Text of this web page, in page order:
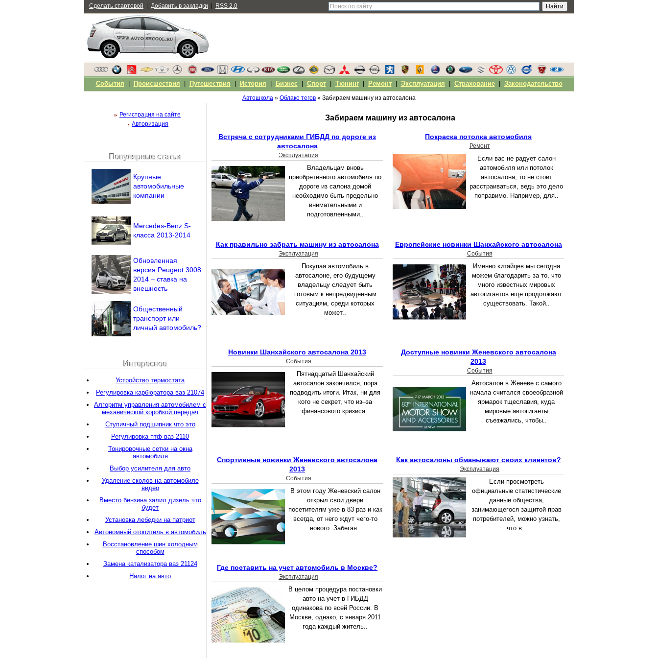
Автошкола » Облако тегов » Забираем машину из автосалона
Забираем машину из автосалона
Встреча с сотрудниками ГИБДД по дороге из
автосалона
Эксплуатация
Владельцам вновь
приобретенного автомобиля по
дороге из салона домой
необходимо быть предельно
внимательными и
подготовленными..
Покраска потолка автомобиля
Ремонт
Если вас не радует салон
автомобиля или потолок
автосалона, то не стоит
расстраиваться, ведь это дело
поправимо. Например, для..
Как правильно забрать машину из автосалона
Эксплуатация
Покупая автомобиль в
автосалоне, его будущему
владельцу следует быть
готовым к непредвиденным
ситуациям, среди которых
может..
Европейские новинки Шанхайского автосалона
События
Именно китайцев мы сегодня
можем благодарить за то, что
много известных мировых
автогигантов еще продолжают
существовать. Такой..
Новинки Шанхайского автосалона 2013
События
Пятнадцатый Шанхайский
автосалон закончился, пора
подводить итоги. Итак, ни для
кого не секрет, что из–за
финансового кризиса..
Доступные новинки Женевского автосалона
2013
События
Автосалон в Женеве с самого
начала считался своеобразной
ярмарок тщеславия, куда
мировые автогиганты
съезжались, чтобы..
Спортивные новинки Женевского автосалона
2013
События
В этом году Женевский салон
открыл свои двери
посетителям уже в 83 раз и как
всегда, от него ждут чего-то
нового. Забегая..
Как автосалоны обманывают своих клиентов?
Эксплуатация
Если просмотреть
официальные статистические
данные общества,
занимающегося защитой прав
потребителей, можно узнать,
что в..
Где поставить на учет автомобиль в Москве?
Эксплуатация
В целом процедура постановки
авто на учет в ГИБДД
одинакова по всей России. В
Москве, однако, с января 2011
года каждый житель..
Регистрация на сайте
Авторизация
Напомнить пароль?
Популярные статьи
Крупные
автомобильные
компании
Mercedes-Benz S-
класса 2013-2014
Обновленная
версия Peugeot 3008
2014 – ставка на
внешность
Общественный
транспорт или
личный автомобиль?
Интересное
Устройство термостата
Регулировка карбюратора ваз 21074
Алгоритм управления автомобилем с
механической коробкой передач
Ступичный подшипник что это
Регулировка птф ваз 2110
Тонировочные сетки на окна
автомобиля
Выбор усилителя для авто
Удаление сколов на автомобиле
видео
Вместо бензина залил дизель что
будет
Установка лебедки на патриот
Автономный отопитель в автомобиль
Восстановление шин холодным
способом
Замена катализатора ваз 21124
Налог на авто
Сделать стартовой Добавить в закладки RSS 2.0
События Происшествия Путешествия История Бизнес| Спорт| Тюнинг| Ремонт| Эксплуатация Страхование| Законодательство